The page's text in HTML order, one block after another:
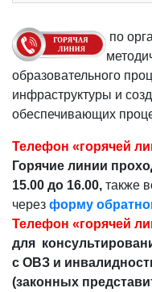
по
образовательного
инфраструктуры и
обеспечивающих
Телефон «горячей
Горячие линии
15.00 до 16.00, также
через форму
Телефон «горячей
для
с ОВЗ и
(законных